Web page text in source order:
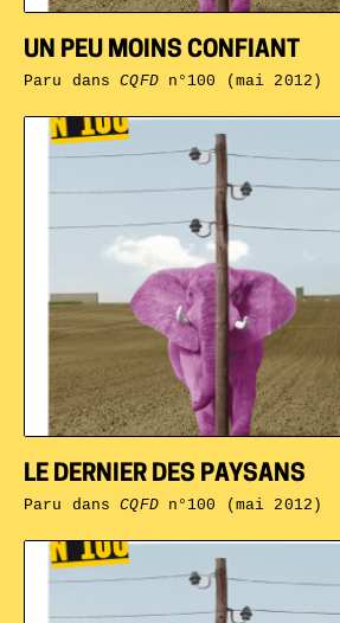
LE DERNIER DES PAYSANS
Paru dansCQFDn°100 (mai 2012)
UN PEU MOINS CONFIANT
Paru dansCQFDn°100 (mai 2012)